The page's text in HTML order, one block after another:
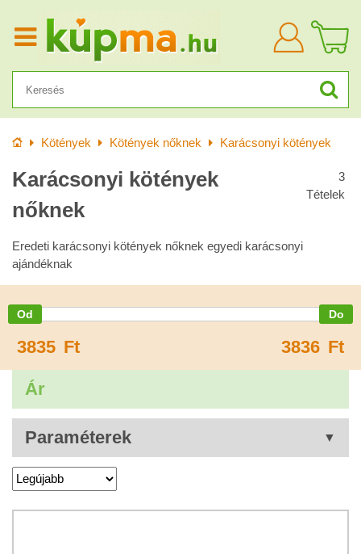
KezdőlapKötények Kötények nőknek Karácsonyi kötények
Karácsonyi kötények
nőknek
3
Tételek
Eredeti karácsonyi kötények nőknek egyedi karácsonyi
ajándéknak
3835 Ft 3836 Ft
Ár
Paraméterek